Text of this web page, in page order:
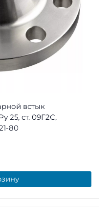
встык
25, ст. 09Г2С,
80